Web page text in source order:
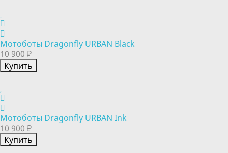
Мотоботы Dragonfly URBAN Black
10 900 ₽
Купить
Мотоботы Dragonfly URBAN Ink
10 900 ₽
Купить